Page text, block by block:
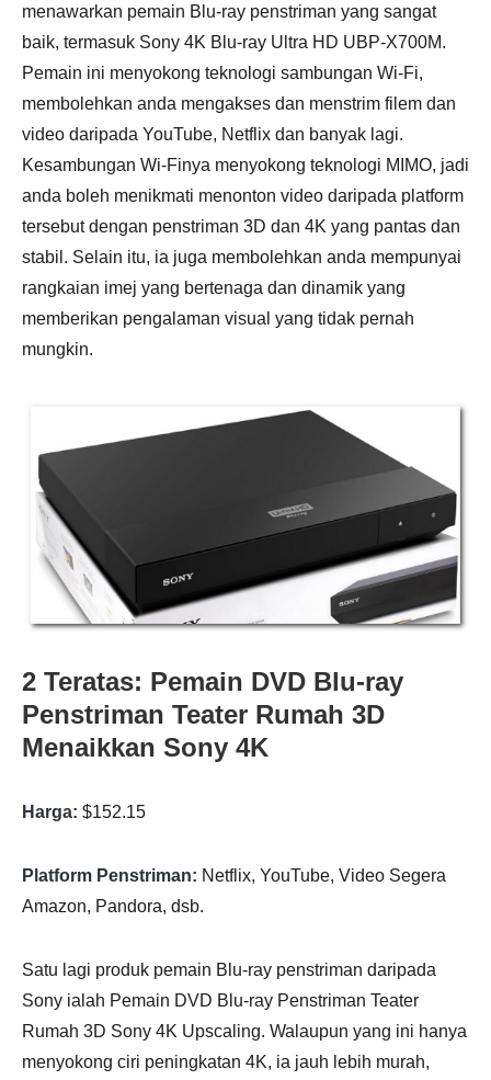
menawarkan pemain Blu-ray penstriman yang sangat
baik, termasuk Sony 4K Blu-ray Ultra HD UBP-X700M.
Pemain ini menyokong teknologi sambungan Wi-Fi,
membolehkan anda mengakses dan menstrim filem dan
video daripada YouTube, Netflix dan banyak lagi.
Kesambungan Wi-Finya menyokong teknologi MIMO, jadi
anda boleh menikmati menonton video daripada platform
tersebut dengan penstriman 3D dan 4K yang pantas dan
stabil. Selain itu, ia juga membolehkan anda mempunyai
rangkaian imej yang bertenaga dan dinamik yang
memberikan pengalaman visual yang tidak pernah
mungkin.
2 Teratas: Pemain DVD Blu-ray
Penstriman Teater Rumah 3D
Menaikkan Sony 4K
Harga: $152.15
Platform Penstriman: Netflix, YouTube, Video Segera
Amazon, Pandora, dsb.
Satu lagi produk pemain Blu-ray penstriman daripada
Sony ialah Pemain DVD Blu-ray Penstriman Teater
Rumah 3D Sony 4K Upscaling. Walaupun yang ini hanya
menyokong ciri peningkatan 4K, ia jauh lebih murah,